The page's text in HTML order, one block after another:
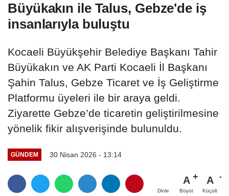
Büyükakın ile Talus, Gebze'de iş
insanlarıyla buluştu
Kocaeli Büyükşehir Belediye Başkanı Tahir
Büyükakın ve AK Parti Kocaeli İl Başkanı
Şahin Talus, Gebze Ticaret ve İş Geliştirme
Platformu üyeleri ile bir araya geldi.
Ziyarette Gebze’de ticaretin geliştirilmesine
yönelik fikir alışverişinde bulunuldu.
GÜNDEM 30 Nisan 2026 - 13:14
Dinle
A
Büyüt
A
Küçült